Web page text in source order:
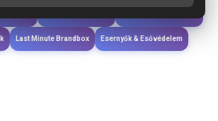
Last Minute Brandbox Esernyők & Esővédelem